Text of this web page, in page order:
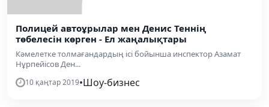
Полицей автоұрылар мен Денис Теннің
төбелесін көрген - Ел жаңалықтары
Кәмелетке толмағандардың ісі бойынша инспектор Азамат
Нұрпейісов Ден...
10 қаңтар 2019•Шоу-бизнес